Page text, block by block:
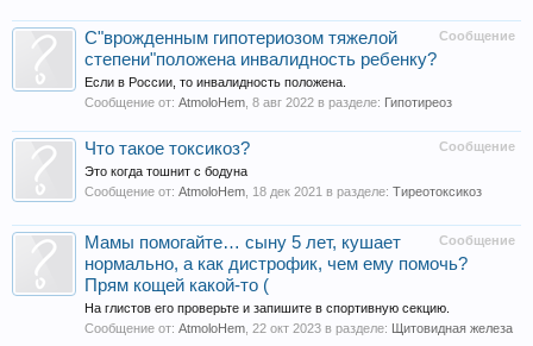
Сообщение
С"врожденным гипотериозом тяжелой
степени"положена инвалидность ребенку?
Если в России, то инвалидность положена.
Сообщение от: AtmoloHem 8 авг 2022 в разделе: Гипотиреоз
Сообщение
Что такое токсикоз?
Это когда тошнит с бодуна
Сообщение от: AtmoloHem 18 дек 2021 в разделе: Тиреотоксикоз
Сообщение
Мамы помогайте… сыну 5 лет, кушает
нормально, а как дистрофик, чем ему помочь?
Прям кощей какой-то (
На глистов его проверьте и запишите в спортивную секцию.
Сообщение от: AtmoloHem 22 окт 2023 в разделе: Щитовидная железа